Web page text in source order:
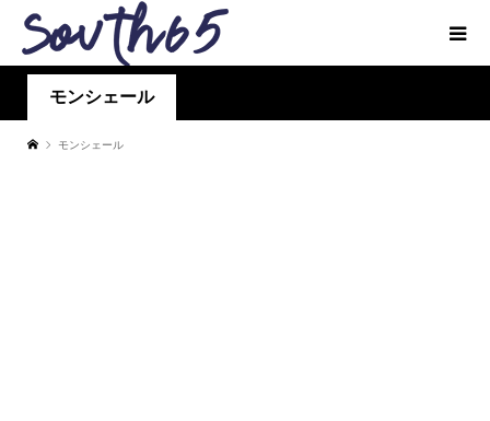
モンシェール
モンシェール